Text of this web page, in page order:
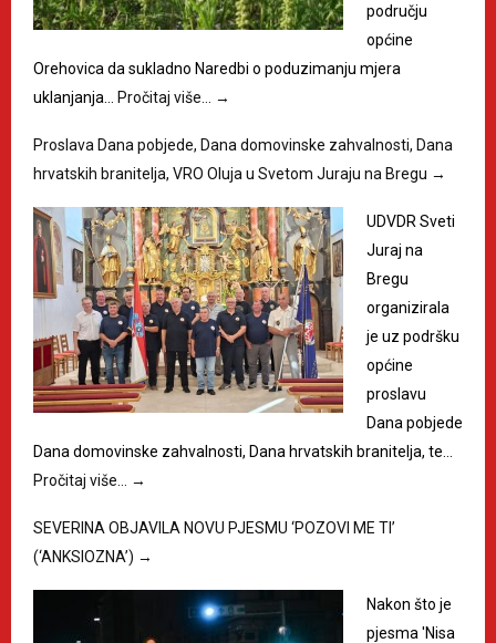
području
općine
Orehovica da sukladno Naredbi o poduzimanju mjera
uklanjanja…
Pročitaj više… →
Proslava Dana pobjede, Dana domovinske zahvalnosti, Dana
hrvatskih branitelja, VRO Oluja u Svetom Juraju na Bregu →
UDVDR Sveti
Juraj na
Bregu
organizirala
je uz podršku
općine
proslavu
Dana pobjede
Dana domovinske zahvalnosti, Dana hrvatskih branitelja, te…
Pročitaj više…
→
SEVERINA OBJAVILA NOVU PJESMU ‘POZOVI ME TI’
(‘ANKSIOZNA’) →
Nakon što je
pjesma 'Nisa